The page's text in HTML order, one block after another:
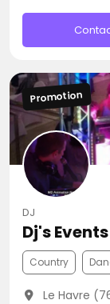
Promotion
DJ
Dj's
Country
Le Havre